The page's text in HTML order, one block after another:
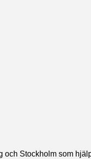
Stockholm som